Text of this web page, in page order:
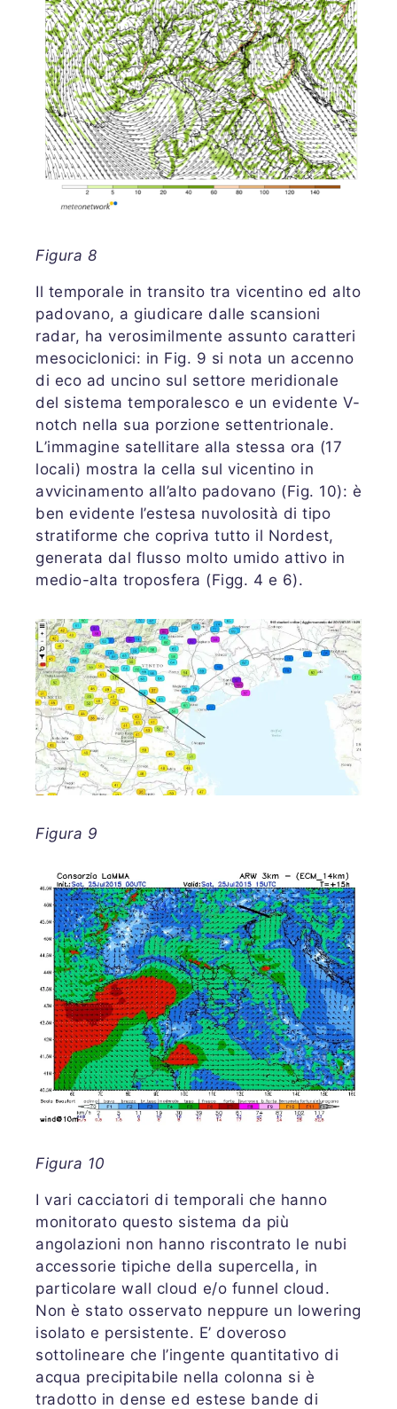
Figura 8
Il temporale in transito tra vicentino ed alto
padovano, a giudicare dalle scansioni
radar, ha verosimilmente assunto caratteri
mesociclonici: in Fig. 9 si nota un accenno
di eco ad uncino sul settore meridionale
del sistema temporalesco e un evidente V-
notch nella sua porzione settentrionale.
L’immagine satellitare alla stessa ora (17
locali) mostra la cella sul vicentino in
avvicinamento all’alto padovano (Fig. 10): è
ben evidente l’estesa nuvolosità di tipo
stratiforme che copriva tutto il Nordest,
generata dal flusso molto umido attivo in
medio-alta troposfera (Figg. 4 e 6).
Figura 9
Figura 10
I vari cacciatori di temporali che hanno
monitorato questo sistema da più
angolazioni non hanno riscontrato le nubi
accessorie tipiche della supercella, in
particolare wall cloud e/o funnel cloud.
Non è stato osservato neppure un lowering
isolato e persistente. E’ doveroso
sottolineare che l’ingente quantitativo di
acqua precipitabile nella colonna si è
tradotto in dense ed estese bande di